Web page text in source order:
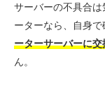
サーバーの不具合
ーターなら、自身
ーターサーバーに
ん。